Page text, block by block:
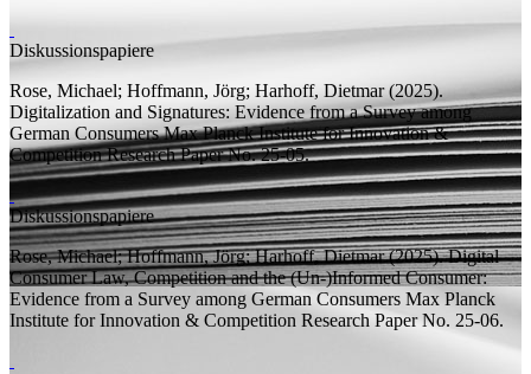
Diskussionspapiere
Rose, Michael; Hoffmann, Jörg; Harhoff, Dietmar(2025).
Digitalization and Signatures: Evidence from a Survey among
German Consumers Max Planck Institute for Innovation &
Competition Research PaperNo. 25-05.
Diskussionspapiere
Rose, Michael;Hoffmann, Jörg;Harhoff, Dietmar(2025).Digital
Consumer Law, Competition and the (Un-)Informed Consumer:
Evidence from a Survey among German Consumers Max Planck
Institute for Innovation & Competition Research PaperNo. 25-06.